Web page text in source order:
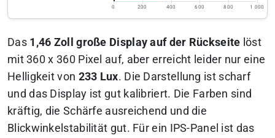
0 200 400 600 800 1.000
Das 1,46 Zoll große Display auf der Rückseite löst
mit 360 x 360 Pixel auf, aber erreicht leider nur eine
Helligkeit von 233 Lux. Die Darstellung ist scharf
und das Display ist gut kalibriert. Die Farben sind
kräftig, die Schärfe ausreichend und die
Blickwinkelstabilität gut. Für ein IPS-Panel ist das